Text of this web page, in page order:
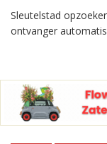
Sleutelstad
ontvanger